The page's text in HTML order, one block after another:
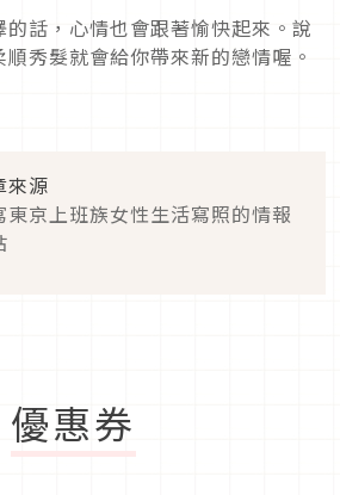
話，心情也會跟著愉快起來。說
秀髮就會給你帶來新的戀情喔。
來源
東京上班族女性生活寫照的情報
優惠券